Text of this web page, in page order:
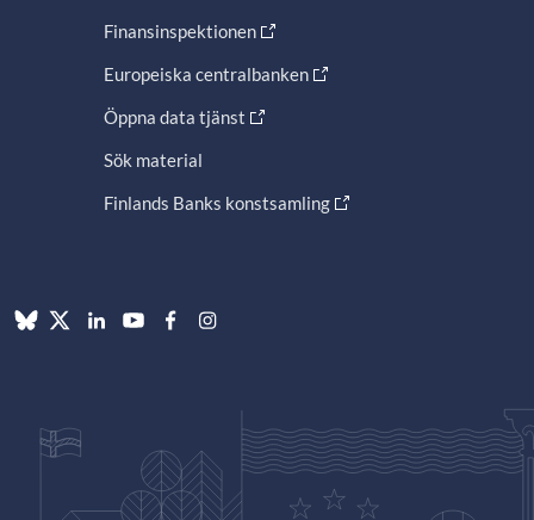
Finansinspektionen
Europeiska centralbanken
Öppna data tjänst
Sök material
Finlands Banks konstsamling